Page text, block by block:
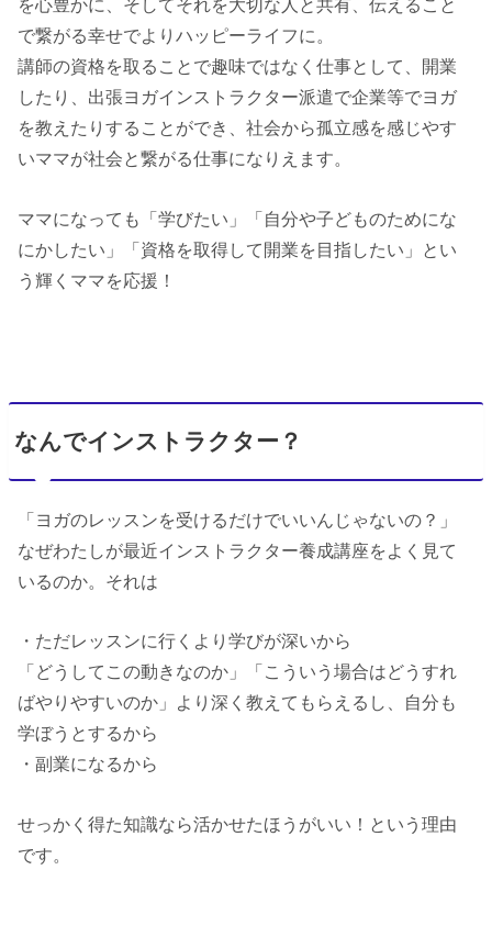
を心豊かに、そしてそれを大切な人と共有、伝えること
で繋がる幸せでよりハッピーライフに。
講師の資格を取ることで趣味ではなく仕事として、開業
したり、出張ヨガインストラクター派遣で企業等でヨガ
を教えたりすることができ、社会から孤立感を感じやす
いママが社会と繋がる仕事になりえます。
ママになっても「学びたい」「自分や子どものためにな
にかしたい」「資格を取得して開業を目指したい」とい
う輝くママを応援！
なんでインストラクター？
「ヨガのレッスンを受けるだけでいいんじゃないの？」
なぜわたしが最近インストラクター養成講座をよく見て
いるのか。それは
・ただレッスンに行くより学びが深いから
「どうしてこの動きなのか」「こういう場合はどうすれ
ばやりやすいのか」より深く教えてもらえるし、自分も
学ぼうとするから
・副業になるから
せっかく得た知識なら活かせたほうがいい！という理由
です。